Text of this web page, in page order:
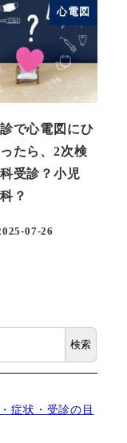
心電図
で心電図にひ
たら、2次検
受診？小児
？
07-26
検索
症状・受診の目